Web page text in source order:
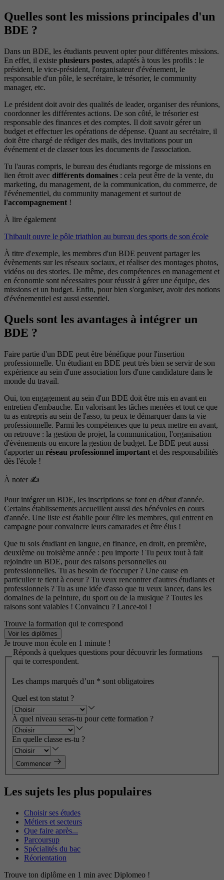
Quelles sont les missions principales d'un
BDE ?
Dans un BDE, les étudiants peuvent opter pour différentes missions.
En effet, il existe plusieurs postes, adaptés à tous les profils : le
président, le vice-président, l'organisateur d'événement, le
responsable d'un pôle, le secrétaire, le trésorier, le community
manager, etc.
Le président doit avoir des qualités de leader, organiser des réunions,
coordonner les différentes actions. De son côté, le trésorier est
responsable des finances et des comptes. Il doit savoir gérer un
budget et effectuer les opérations de dépense. Quant au secrétaire, il
doit être chargé de rédiger des mails, des invitations pour un
événement et de classer tous les documents de l'association.
Tu l'auras compris, le bureau des étudiants regorge de missions en
lien étroit avec différents domaines : cela peut être de la vente, du
marketing, du management, de la communication, du commerce, de
l'événementiel, du community management et surtout de
l'accompagnement !
À lire également
Thibault ouvre le pôle triathlon au bureau des sports de son école
À titre d'exemple, les membres d'un BDE peuvent partager les
évènements sur les réseaux sociaux, et réaliser des montages photos,
vidéos ou des stories. De même, des compétences en management et
en économie sont nécessaires pour réussir à gérer une équipe, des
missions et un budget. Enfin, pour bien s'organiser, avoir des notions
d'événementiel est aussi essentiel.
Quels sont les avantages à intégrer un
BDE ?
Faire partie d'un BDE peut être bénéfique pour l'insertion
professionnelle. Un étudiant en BDE peut très bien se servir de son
expérience au sein d'une association lors d'une candidature dans le
monde du travail.
Oui, ton engagement au sein d'un BDE doit être mis en avant en
entretien d'embauche. En valorisant les tâches menées et tout ce que
tu as entrepris au sein de l'asso, tu peux te démarquer dans ta vie
professionnelle. Parmi les compétences que tu peux mettre en avant,
on retrouve : la gestion de projet, la communication, l'organisation
d'événements ou encore la gestion de budget. Le BDE peut aussi
t'apporter un réseau professionnel important et des responsabilités
dès l'école !
À noter ✍️​
Pour intégrer un BDE, les inscriptions se font en début d'année.
Certains établissements accueillent aussi des bénévoles en cours
d'année. Une liste est établie pour élire les membres, qui entrent en
campagne pour convaincre leurs camarades et être élus !
Que tu sois étudiant en langue, en finance, en droit, en première,
deuxième ou troisième année : peu importe ! Tu peux tout à fait
rejoindre un BDE, pour des raisons personnelles ou
professionnelles. Tu as besoin de t'occuper ? Une cause en
particulier te tient à coeur ? Tu veux rencontrer d'autres étudiants et
professionnels ? Tu as une idée d'asso que tu veux lancer, dans les
domaines de la peinture, du sport ou de la musique ? Toutes les
raisons sont valables ! Convaincu ? Lance-toi !
Trouve la formation qui te correspond
Voir les diplômes
Je trouve mon école en 1 minute !
Réponds à quelques questions pour découvrir les formations
qui te correspondent.
Les champs marqués d’un * sont obligatoires
Quel est ton statut ?
À quel niveau seras-tu pour cette formation ?
En quelle classe es-tu ?
Commencer
Les sujets les plus populaires
Choisir ses études
Métiers et secteurs
Que faire après...
Parcoursup
Spécialités du bac
Réorientation
Trouve ton diplôme en 1 min avec Diplomeo !